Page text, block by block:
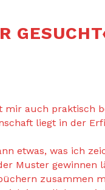
auch praktisch
liegt in der
etwas, was ich
Muster gewinnen
zusammen